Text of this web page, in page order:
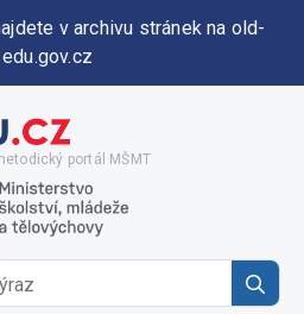
v archivu stránek na old-
edu.gov.cz
portál MŠMT
for: